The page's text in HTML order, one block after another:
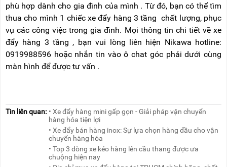
phù hợp dành cho gia đình của mình . Từ đó, bạn có thể tìm
thua cho mình 1 chiếc xe đẩy hàng 3 tầng chất lượng, phục
vụ các công việc trong gia đình. Mọi thông tin chi tiết về xe
đẩy hàng 3 tầng , bạn vui lòng liên hiện Nikawa hotline:
0919988596 hoặc nhắn tin vào ô chat góc phải dưới cùng
màn hình để được tư vấn .
Tin liên quan: • Xe đẩy hàng mini gấp gọn - Giải pháp vận chuyển
hàng hóa tiện lợi
• Xe đẩy bán hàng inox: Sự lựa chọn hàng đầu cho vận
chuyển hàng hóa
• Top 3 dòng xe kéo hàng lên cầu thang được ưa
chuộng hiện nay